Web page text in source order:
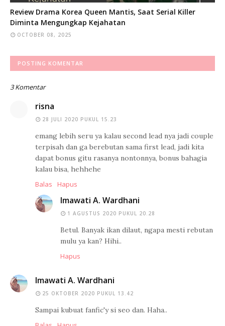
Review Drama Korea Queen Mantis, Saat Serial Killer
Diminta Mengungkap Kejahatan
OCTOBER 08, 2025
POSTING KOMENTAR
3 Komentar
risna
28 JULI 2020 PUKUL 15.23
emang lebih seru ya kalau second lead nya jadi couple
terpisah dan ga berebutan sama first lead, jadi kita
dapat bonus gitu rasanya nontonnya, bonus bahagia
kalau bisa, hehhehe
Balas
Hapus
Imawati A. Wardhani
1 AGUSTUS 2020 PUKUL 20.28
Betul. Banyak ikan dilaut, ngapa mesti rebutan
mulu ya kan? Hihi..
Hapus
Imawati A. Wardhani
25 OKTOBER 2020 PUKUL 13.42
Sampai kubuat fanfic'y si seo dan. Haha..